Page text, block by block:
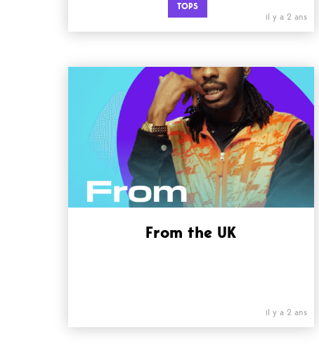
TOPS
il y a 2 ans
From the UK
il y a 2 ans